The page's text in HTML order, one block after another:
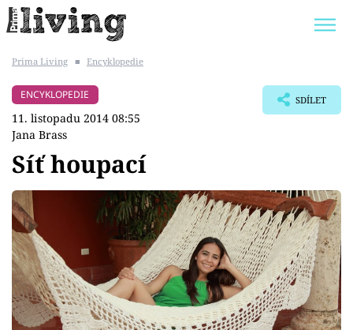
BYDLENÍ SLAVNÝCH
Bydlení
Zahrada
Design
Prima Living ■ Encyklopedie
ENCYKLOPEDIE
11. listopadu 2014 08:55
Jana Brass
SDÍLET
Síť houpací